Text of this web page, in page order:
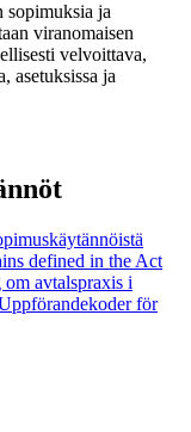
sopimuksia ja
viranomaisen
velvoittava,
asetuksissa ja
defined in the Act
avtalspraxis i
för